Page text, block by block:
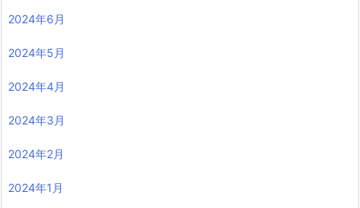
2024年6月
2024年5月
2024年4月
2024年3月
2024年2月
2024年1月